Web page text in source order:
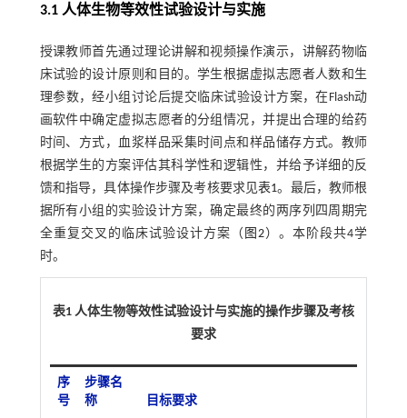
3.1 人体生物等效性试验设计与实施
授课教师首先通过理论讲解和视频操作演示，讲解药物临
床试验的设计原则和目的。学生根据虚拟志愿者人数和生
理参数，经小组讨论后提交临床试验设计方案，在Flash动
画软件中确定虚拟志愿者的分组情况，并提出合理的给药
时间、方式，血浆样品采集时间点和样品储存方式。教师
根据学生的方案评估其科学性和逻辑性，并给予详细的反
馈和指导，具体操作步骤及考核要求见表1。最后，教师根
据所有小组的实验设计方案，确定最终的两序列四周期完
全重复交叉的临床试验设计方案（ 图2）。本阶段共4学
时。
表1 人体生物等效性试验设计与实施的操作步骤及考核
要求
序
号
步骤名
称
目标要求